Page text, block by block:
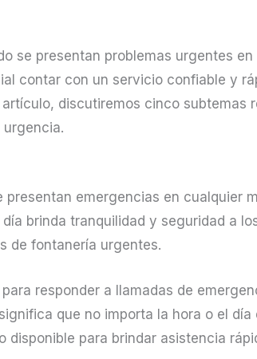
se presentan problemas urgentes en
contar con un servicio confiable y
discutiremos cinco subtemas
emergencias en cualquier
brinda tranquilidad y seguridad a
de fontanería urgentes.
responder a llamadas de
que no importa la hora o el día
disponible para brindar asistencia